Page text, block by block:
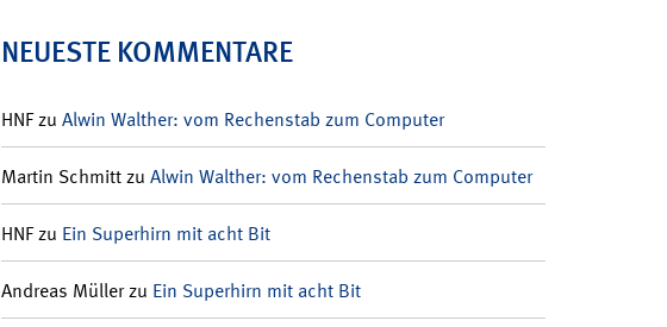
NEUESTE KOMMENTARE
HNFzu Alwin Walther: vom Rechenstab zum Computer
Martin Schmittzu Alwin Walther: vom Rechenstab zum Computer
HNFzu Ein Superhirn mit acht Bit
Andreas Müllerzu Ein Superhirn mit acht Bit